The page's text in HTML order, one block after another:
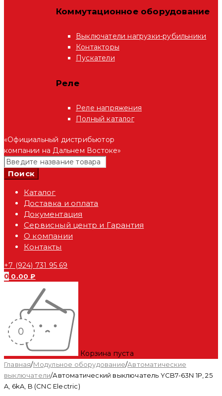
Коммутационное оборудование
Выключатели нагрузки-рубильники
Контакторы
Пускатели
Реле
Реле напряжения
Полный каталог
«Официальный дистрибьютор
компании на Дальнем Востоке»
Каталог
Доставка и оплата
Документация
Сервисный центр и Гарантия
О компании
Контакты
+7 (924) 731 95 69
0 0.00₽
Корзина пуста
Главная/Модульное оборудование/Автоматические
выключатели/Автоматический выключатель YCB7-63N 1P, 25
A, 6kA, B (CNC Electric)